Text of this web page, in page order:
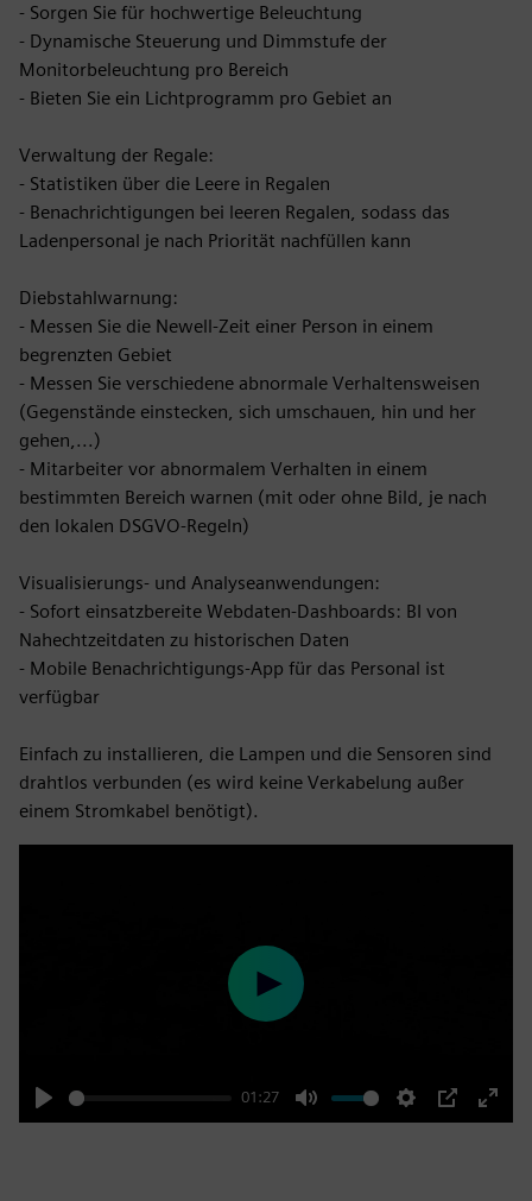
- Sorgen Sie für hochwertige Beleuchtung
- Dynamische Steuerung und Dimmstufe der
Monitorbeleuchtung pro Bereich
- Bieten Sie ein Lichtprogramm pro Gebiet an
Verwaltung der Regale:
- Statistiken über die Leere in Regalen
- Benachrichtigungen bei leeren Regalen, sodass das
Ladenpersonal je nach Priorität nachfüllen kann
Diebstahlwarnung:
- Messen Sie die Newell-Zeit einer Person in einem
begrenzten Gebiet
- Messen Sie verschiedene abnormale Verhaltensweisen
(Gegenstände einstecken, sich umschauen, hin und her
gehen,...)
- Mitarbeiter vor abnormalem Verhalten in einem
bestimmten Bereich warnen (mit oder ohne Bild, je nach
den lokalen DSGVO-Regeln)
Visualisierungs- und Analyseanwendungen:
- Sofort einsatzbereite Webdaten-Dashboards: BI von
Nahechtzeitdaten zu historischen Daten
- Mobile Benachrichtigungs-App für das Personal ist
verfügbar
Einfach zu installieren, die Lampen und die Sensoren sind
drahtlos verbunden (es wird keine Verkabelung außer
einem Stromkabel benötigt).
Play
01:27
Mute Settings
PIP
Enter
Play